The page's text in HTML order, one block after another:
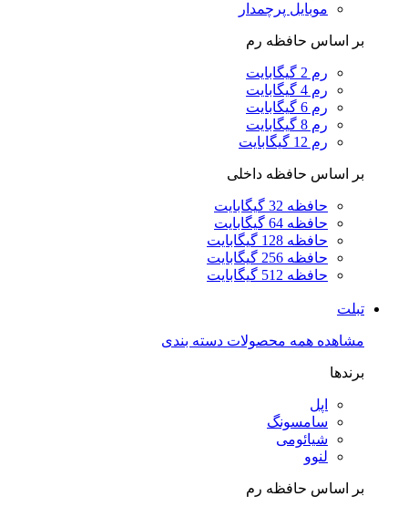
موبایل پرچمدار
بر اساس حافظه رم
رم 2 گیگابایت
رم 4 گیگابایت
رم 6 گیگابایت
رم 8 گیگابایت
رم 12 گیگابایت
بر اساس حافظه داخلی
حافظه 32 گیگابایت
حافظه 64 گیگابایت
حافظه 128 گیگابایت
حافظه 256 گیگابایت
حافظه 512 گیگابایت
تبلت
مشاهده همه محصولات دسته بندی
برندها
اپل
سامسونگ
شیائومی
لنوو
بر اساس حافظه رم